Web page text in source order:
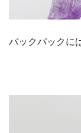
バックパックに